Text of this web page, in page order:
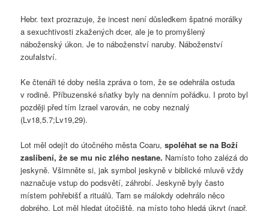
Hebr. text prozrazuje, že incest není důsledkem špatné morálky
a sexuchtivosti zkažených dcer, ale je to promyšlený
náboženský úkon. Je to náboženství naruby. Náboženství
zoufalství.
Ke čtenáři té doby nešla zpráva o tom, že se odehrála ostuda
v rodině. Příbuzenské sňatky byly na denním pořádku. I proto byl
později před tím Izrael varován, ne coby neznalý
(Lv18,5.7;Lv19,29).
Lot měl odejít do útočného města Coaru,spoléhat se na Boží
zaslíbení, že se mu nic zlého nestane. Namísto toho zalézá do
jeskyně. Všimněte si, jak symbol jeskyně v biblické mluvě vždy
naznačuje vstup do podsvětí, záhrobí. Jeskyně byly často
místem pohřebišť a rituálů. Tam se málokdy odehrálo něco
dobrého. Lot měl hledat útočiště, na místo toho hledá úkryt (např.